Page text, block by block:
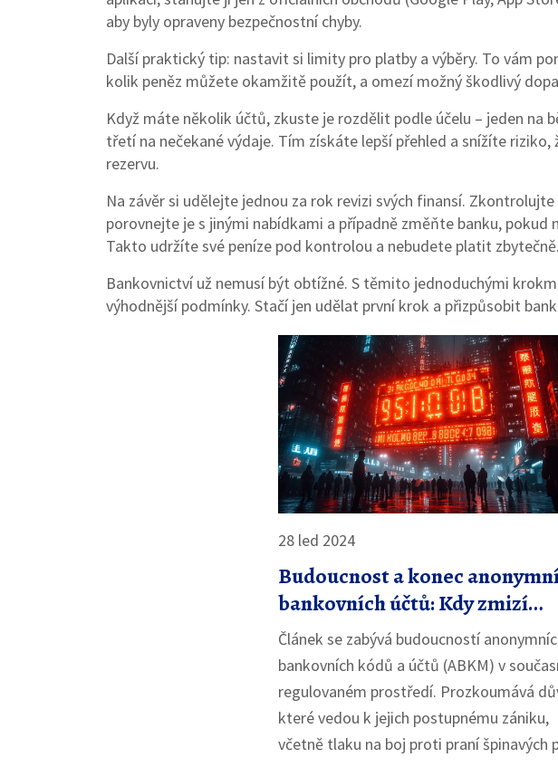
aby byly opraveny bezpečnostní chyby.
Další praktický tip: nastavit si limity pro platby a výběry. To vám
kolik peněz můžete okamžitě použít, a omezí možný škodlivý
Když máte několik účtů, zkuste je rozdělit podle účelu – jeden na
třetí na nečekané výdaje. Tím získáte lepší přehled a snížíte riziko,
rezervu.
Na závěr si udělejte jednou za rok revizi svých finansí.
porovnejte je s jinými nabídkami a případně změňte banku, pokud
Takto udržíte své peníze pod kontrolou a nebudete platit zbytečně.
Bankovnictví už nemusí být obtížné. S těmito jednoduchými
výhodnější podmínky. Stačí jen udělat první krok a přizpůsobit
28 led 2024
Budoucnost a konec
bankovních účtů: Kdy zmizí
ABKM?
Článek se zabývá budoucností
bankovních kódů a účtů (ABKM) v
regulovaném prostředí. Prozkoumává
které vedou k jejich postupnému zániku,
včetně tlaku na boj proti praní špinavých